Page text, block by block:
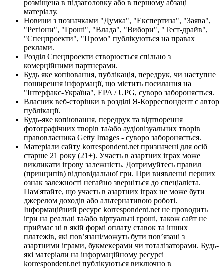
розміщена в підзаголовку або в першому абзаці
матеріалу.
Новини з позначками "Думка", "Експертиза", "Заява",
"Регіони", "Гроші", "Влада", "Вибори", "Тест-драйв",
"Спецпроекти", "Промо" публікуються на правах
реклами.
Розділ Спецпроекти створюється спільно з
комерційними партнерами.
Будь яке копіювання, публікація, передрук, чи наступне
поширення інформації, що містить посилання на
"Інтерфакс-Україна", EPA / UPG, суворо забороняється.
Власник веб-сторінки в розділі Я-Корреспондент є автор
публікації.
Будь-яке копіювання, передрук та відтворення
фотографічних творів та/або аудіовізуальних творів
правовласника Getty Images - суворо забороняється.
Матеріали сайту korrespondent.net призначені для осіб
старше 21 року (21+). Участь в азартних іграх може
викликати ігрову залежність. Дотримуйтесь правил
(принципів) відповідальної гри. При виявленні перших
ознак залежності негайно зверніться до спеціаліста.
Пам'ятайте, що участь в азартних іграх не може бути
джерелом доходів або альтернативою роботі.
Інформаційний ресурс korrespondent.net не проводить
ігри на реальні та/або віртуальні гроші, також сайт не
приймає ні в якій формі оплату ставок та інших
платежів, які пов’язані/можуть бути пов’язані з
азартними іграми, букмекерами чи тоталізаторами. Будь-
які матеріали на інформаційному ресурсі
korrespondent.net публікуються виключно в